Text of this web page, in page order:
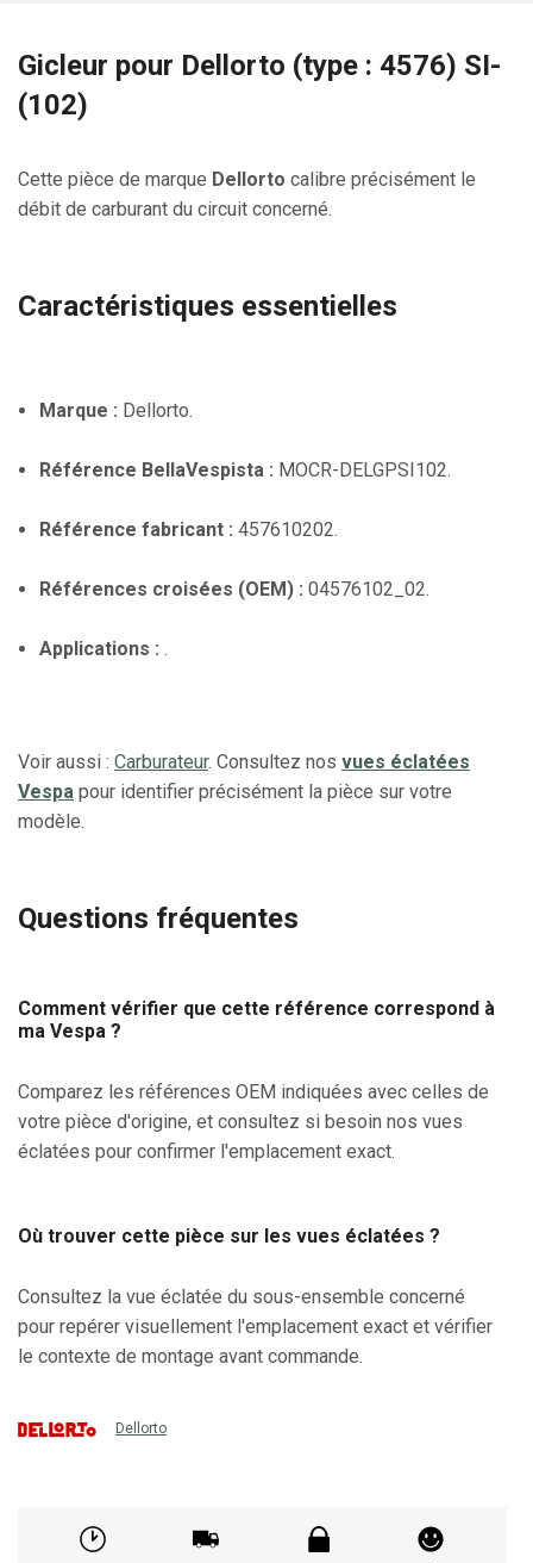
Gicleur pour Dellorto (type : 4576) SI-
(102)
Cette pièce de marque Dellorto calibre précisément le
débit de carburant du circuit concerné.
Caractéristiques essentielles
Marque : Dellorto.
Référence BellaVespista : MOCR-DELGPSI102.
Référence fabricant : 457610202.
Références croisées (OEM) : 04576102_02.
Applications : .
Voir aussi : Carburateur. Consultez nos vues éclatées
Vespa pour identifier précisément la pièce sur votre
modèle.
Questions fréquentes
Comment vérifier que cette référence correspond à
ma Vespa ?
Comparez les références OEM indiquées avec celles de
votre pièce d'origine, et consultez si besoin nos vues
éclatées pour confirmer l'emplacement exact.
Où trouver cette pièce sur les vues éclatées ?
Consultez la vue éclatée du sous-ensemble concerné
pour repérer visuellement l'emplacement exact et vérifier
le contexte de montage avant commande.
Dellorto